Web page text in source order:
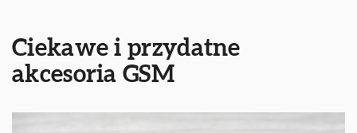
Ciekawe i przydatne
akcesoria GSM